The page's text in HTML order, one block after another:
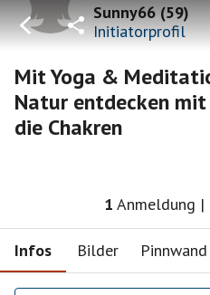
Sunny66(59)
Initiatorprofil
Mit Yoga &
Natur entdecken mit
die Chakren
1 Anmeldung |
Infos Bilder Pinnwand